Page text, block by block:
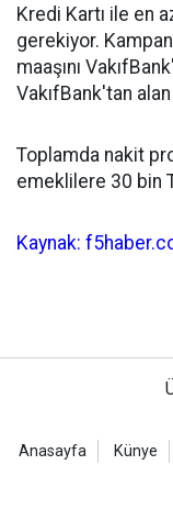
Kredi Kartı ile en
gerekiyor.
maaşını
VakıfBank'tan
Toplamda nakit
emeklilere 30 bin
Kaynak:
Anasayfa Künye